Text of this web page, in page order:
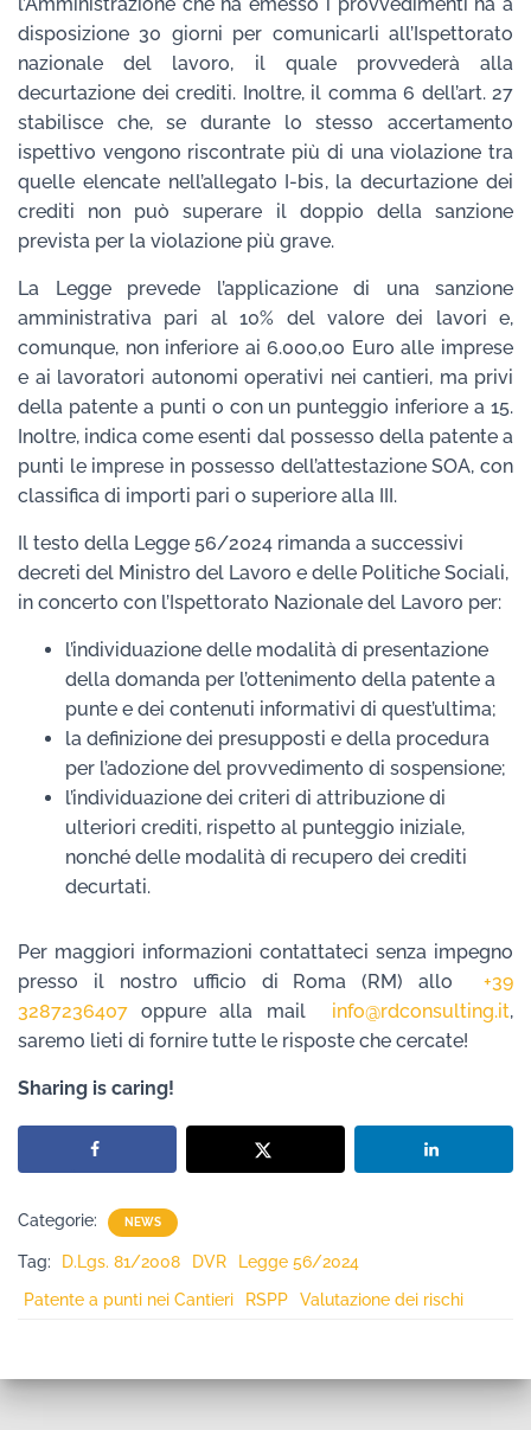
disposizione 30 giorni per comunicarli all’Ispettorato
nazionale del lavoro, il quale provvederà alla
decurtazione dei crediti. Inoltre, il comma 6 dell’art. 27
stabilisce che, se durante lo stesso accertamento
ispettivo vengono riscontrate più di una violazione tra
quelle elencate nell’allegato I-bis, la decurtazione dei
crediti non può superare il doppio della sanzione
prevista per la violazione più grave.
La Legge prevede l’applicazione di una sanzione
amministrativa pari al 10% del valore dei lavori e,
comunque, non inferiore ai 6.000,00 Euro alle imprese
e ai lavoratori autonomi operativi nei cantieri, ma privi
della patente a punti o con un punteggio inferiore a 15.
Inoltre, indica come esenti dal possesso della patente a
punti le imprese in possesso dell’attestazione SOA, con
classifica di importi pari o superiore alla III.
Il testo della Legge 56/2024 rimanda a successivi
decreti del Ministro del Lavoro e delle Politiche Sociali,
in concerto con l’Ispettorato Nazionale del Lavoro per:
l’individuazione delle modalità di presentazione
della domanda per l’ottenimento della patente a
punte e dei contenuti informativi di quest’ultima;
la definizione dei presupposti e della procedura
per l’adozione del provvedimento di sospensione;
l’individuazione dei criteri di attribuzione di
ulteriori crediti, rispetto al punteggio iniziale,
nonché delle modalità di recupero dei crediti
decurtati.
Per maggiori informazioni contattateci senza impegno
presso il nostro ufficio di Roma (RM) allo +39
3287236407 oppure alla mail info@rdconsulting.it,
saremo lieti di fornire tutte le risposte che cercate!
Sharing is caring!
Categorie: NEWS
Tag: D.Lgs. 81/2008 DVR
Legge 56/2024
Patente a punti nei Cantieri
RSPP Valutazione dei rischi